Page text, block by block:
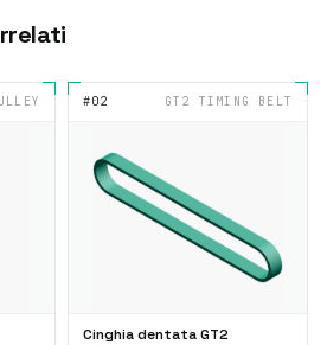
#02 GT2 TIMING BELT
Cinghia dentata GT2